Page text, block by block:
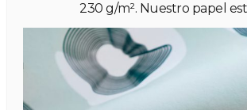
230 g/m². Nuestro papel